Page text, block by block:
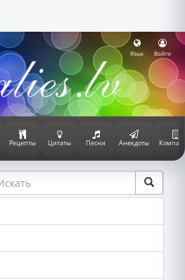
Язык Войти
Рецепты Цитаты Песни Анекдоты